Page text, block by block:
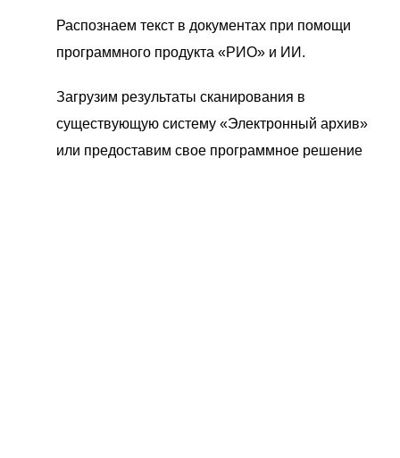
Распознаем текст в документах при помощи
программного продукта «РИО» и ИИ.
Загрузим результаты сканирования в
существующую систему «Электронный архив»
или предоставим свое программное решение